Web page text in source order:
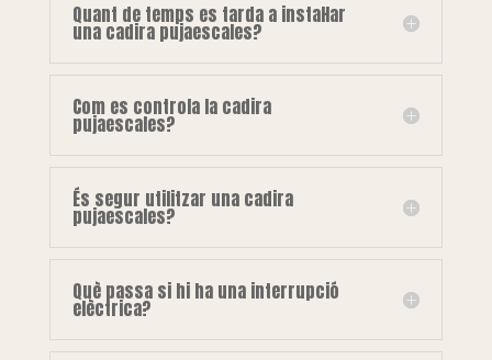
Quant de temps es tarda a instal·lar
una cadira pujaescales?
Com es controla la cadira
pujaescales?
És segur utilitzar una cadira
pujaescales?
Què passa si hi ha una interrupció
elèctrica?